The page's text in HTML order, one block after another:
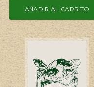
AÑADIR AL CARRITO